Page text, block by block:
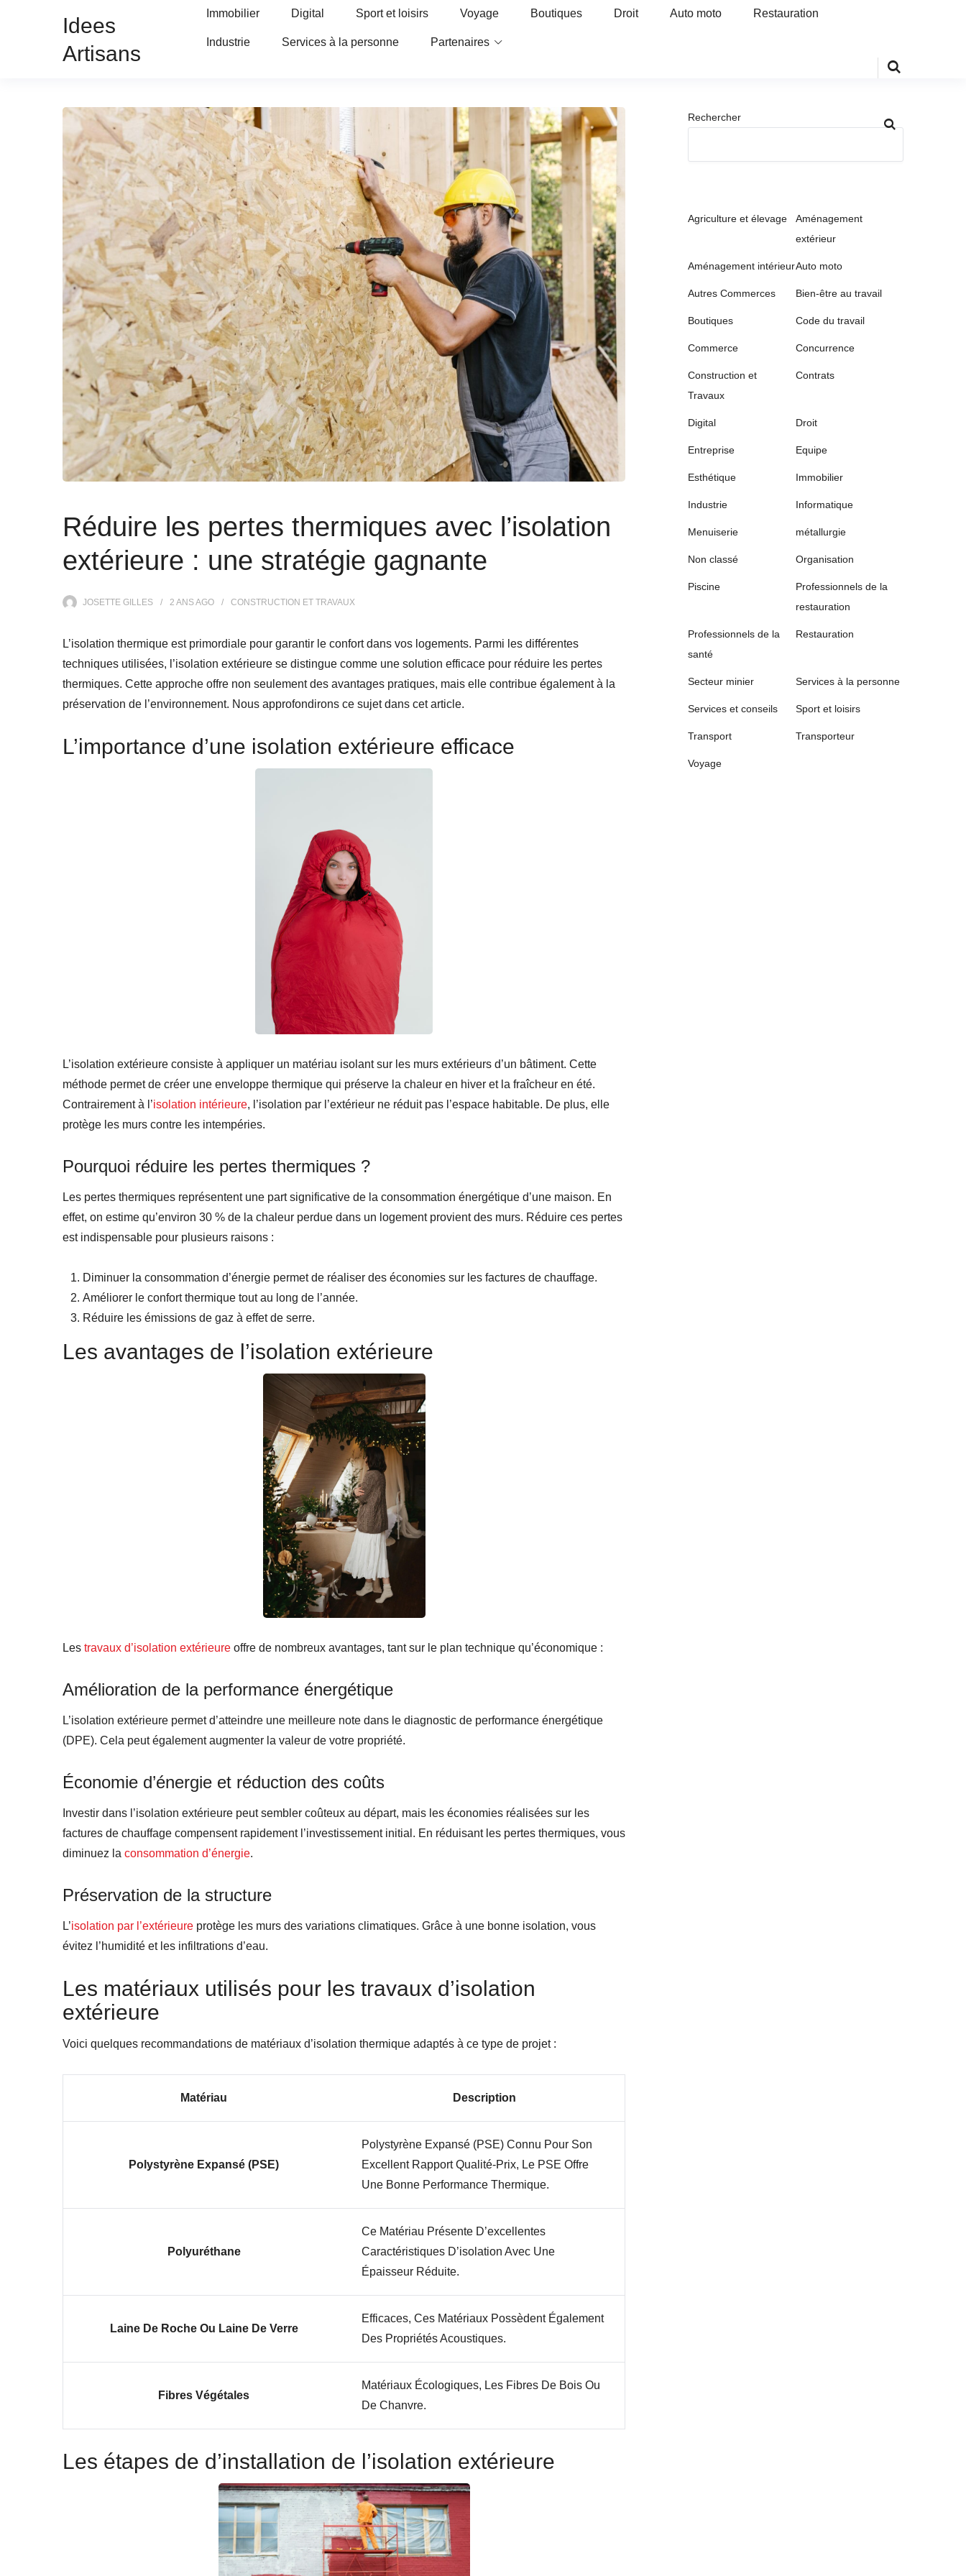
Idees
Artisans
Immobilier Digital Sport et loisirs Voyage Boutiques Droit Auto moto Restauration
Industrie Services à la personne Partenaires
Réduire les pertes thermiques avec l’isolation
extérieure : une stratégie gagnante
JOSETTE GILLES 2 ANSAGO CONSTRUCTION ET TRAVAUX
L’isolation thermique est primordiale pour garantir le confort dans vos logements. Parmi les différentes
techniques utilisées, l’isolation extérieure se distingue comme une solution efficace pour réduire les pertes
thermiques. Cette approche offre non seulement des avantages pratiques, mais elle contribue également à la
préservation de l’environnement. Nous approfondirons ce sujet dans cet article.
L’importance d’une isolation extérieure efficace
L’isolation extérieure consiste à appliquer un matériau isolant sur les murs extérieurs d’un bâtiment. Cette
méthode permet de créer une enveloppe thermique qui préserve la chaleur en hiver et la fraîcheur en été.
Contrairement à l’isolation intérieure, l’isolation par l’extérieur ne réduit pas l’espace habitable. De plus, elle
protège les murs contre les intempéries.
Pourquoi réduire les pertes thermiques ?
Les pertes thermiques représentent une part significative de la consommation énergétique d’une maison. En
effet, on estime qu’environ 30 % de la chaleur perdue dans un logement provient des murs. Réduire ces pertes
est indispensable pour plusieurs raisons :
Diminuer la consommation d’énergie permet de réaliser des économies sur les factures de chauffage.
Améliorer le confort thermique tout au long de l’année.
Réduire les émissions de gaz à effet de serre.
Les avantages de l’isolation extérieure
Les travaux d’isolation extérieure offre de nombreux avantages, tant sur le plan technique qu’économique :
Amélioration de la performance énergétique
L’isolation extérieure permet d’atteindre une meilleure note dans le diagnostic de performance énergétique
(DPE). Cela peut également augmenter la valeur de votre propriété.
Économie d’énergie et réduction des coûts
Investir dans l’isolation extérieure peut sembler coûteux au départ, mais les économies réalisées sur les
factures de chauffage compensent rapidement l’investissement initial. En réduisant les pertes thermiques, vous
diminuez la consommation d’énergie.
Préservation de la structure
L’isolation par l’extérieure protège les murs des variations climatiques. Grâce à une bonne isolation, vous
évitez l’humidité et les infiltrations d’eau.
Les matériaux utilisés pour les travaux d’isolation
extérieure
Voici quelques recommandations de matériaux d’isolation thermique adaptés à ce type de projet :
Matériau Description
Polystyrène Expansé (PSE)
Polystyrène Expansé (PSE) Connu Pour Son
Excellent Rapport Qualité-Prix, Le PSE Offre
Une Bonne Performance Thermique.
Polyuréthane
Ce Matériau Présente D’excellentes
Caractéristiques D’isolation Avec Une
Épaisseur Réduite.
Laine De Roche Ou Laine De Verre
Efficaces, Ces Matériaux Possèdent Également
Des Propriétés Acoustiques.
Fibres Végétales
Matériaux Écologiques, Les Fibres De Bois Ou
De Chanvre.
Les étapes de d’installation de l’isolation extérieure
Rechercher
Agriculture et élevage
Aménagement
extérieur
Aménagement intérieurAuto moto
Autres Commerces Bien-être au travail
Boutiques Code du travail
Commerce Concurrence
Construction et
Travaux
Contrats
Digital Droit
Entreprise Equipe
Esthétique Immobilier
Industrie Informatique
Menuiserie métallurgie
Non classé Organisation
Piscine
Professionnels de la
restauration
Professionnels de la
santé
Restauration
Secteur minier Services à la personne
Services et conseils Sport et loisirs
Transport Transporteur
Voyage